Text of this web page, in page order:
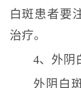
白斑患者要
治疗。
4、外阴
外阴白